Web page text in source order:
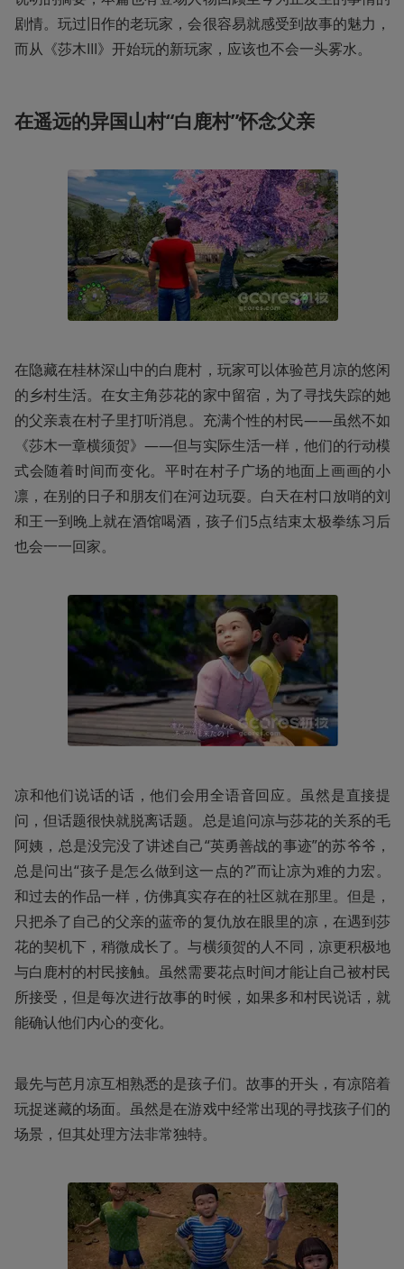
剧情。玩过旧作的老玩家，会很容易就感受到故事的魅力，
而从《莎木III》开始玩的新玩家，应该也不会一头雾水。
在遥远的异国山村“白鹿村”怀念父亲
在隐藏在桂林深山中的白鹿村，玩家可以体验芭月凉的悠闲
的乡村生活。在女主角莎花的家中留宿，为了寻找失踪的她
的父亲袁在村子里打听消息。充满个性的村民——虽然不如
《莎木一章横须贺》——但与实际生活一样，他们的行动模
式会随着时间而变化。平时在村子广场的地面上画画的小
凛，在别的日子和朋友们在河边玩耍。白天在村口放哨的刘
和王一到晚上就在酒馆喝酒，孩子们5点结束太极拳练习后
也会一一回家。
凉和他们说话的话，他们会用全语音回应。虽然是直接提
问，但话题很快就脱离话题。总是追问凉与莎花的关系的毛
阿姨，总是没完没了讲述自己“英勇善战的事迹”的苏爷爷，
总是问出“孩子是怎么做到这一点的?”而让凉为难的力宏。
和过去的作品一样，仿佛真实存在的社区就在那里。但是，
只把杀了自己的父亲的蓝帝的复仇放在眼里的凉，在遇到莎
花的契机下，稍微成长了。与横须贺的人不同，凉更积极地
与白鹿村的村民接触。虽然需要花点时间才能让自己被村民
所接受，但是每次进行故事的时候，如果多和村民说话，就
能确认他们内心的变化。
最先与芭月凉互相熟悉的是孩子们。故事的开头，有凉陪着
玩捉迷藏的场面。虽然是在游戏中经常出现的寻找孩子们的
场景，但其处理方法非常独特。